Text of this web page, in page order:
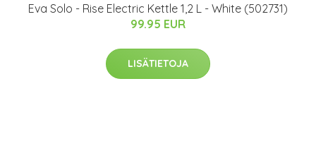
Eva Solo - Rise Electric Kettle 1,2 L - White (502731)
99.95 EUR
LISÄTIETOJA